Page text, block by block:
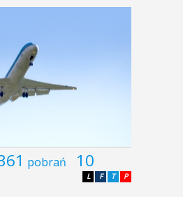
pobrań 10
P
T
F
L